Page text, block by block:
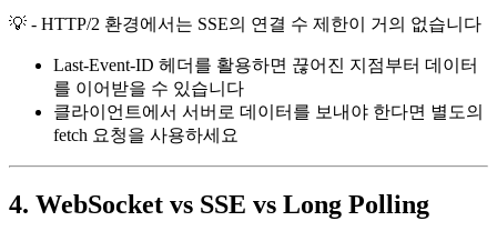
💡 - HTTP/2 환경에서는 SSE의 연결 수 제한이 거의 없습니다
Last-Event-ID 헤더를 활용하면 끊어진 지점부터 데이터
를 이어받을 수 있습니다
클라이언트에서 서버로 데이터를 보내야 한다면 별도의
fetch 요청을 사용하세요
4. WebSocket vs SSE vs Long Polling